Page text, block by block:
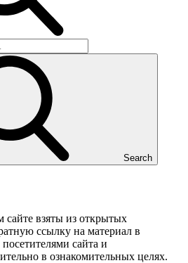
Search
взяты из открытых
ссылку на материал в
сайта и
в ознакомительных целях.